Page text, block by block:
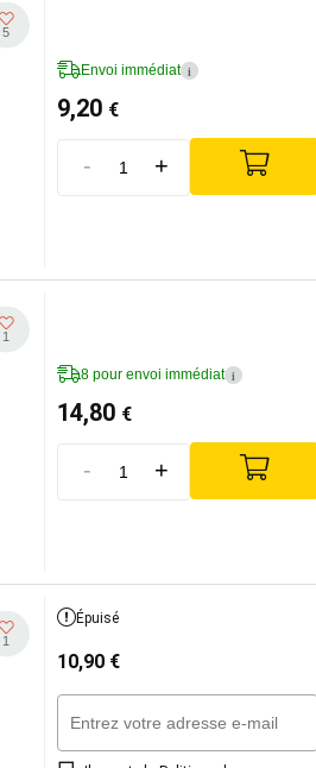
5
Envoi immédiat i
9,20 €
- +
1
8 pour envoi immédiat i
14,80 €
- +
1
Épuisé
10,90 €